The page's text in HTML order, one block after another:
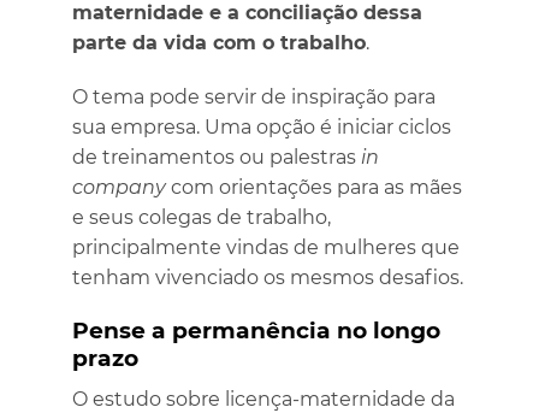
maternidade e a conciliação dessa
parte da vida com o trabalho.
O tema pode servir de inspiração para
sua empresa. Uma opção é iniciar ciclos
de treinamentos ou palestras in
companycom orientações para as mães
e seus colegas de trabalho,
principalmente vindas de mulheres que
tenham vivenciado os mesmos desafios.
Pense a permanência no longo
prazo
O estudo sobre licença-maternidade da